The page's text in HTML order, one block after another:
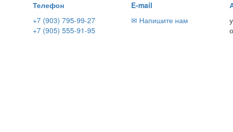
Телефон
+7 (903) 795-99-27
+7 (905) 555-91-95
E-mail
✉ Напишите нам